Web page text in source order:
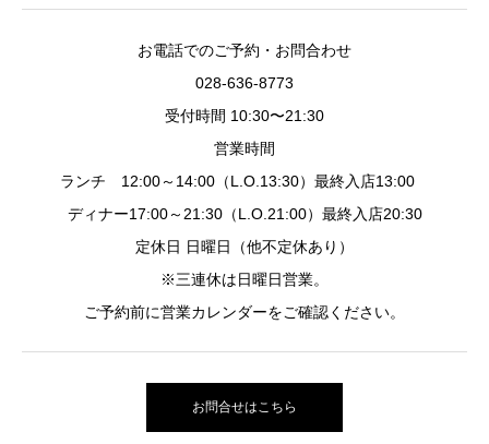
お電話でのご予約・お問合わせ
028-636-8773
受付時間 10:30〜21:30
営業時間
ランチ 12:00～14:00（L.O.13:30）最終入店13:00
ディナー17:00～21:30（L.O.21:00）最終入店20:30
定休日 日曜日（他不定休あり）
※三連休は日曜日営業。
ご予約前に営業カレンダーをご確認ください。
お問合せはこちら